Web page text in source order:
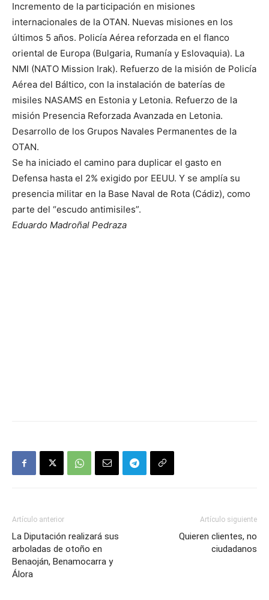
Incremento de la participación en misiones
internacionales de la OTAN. Nuevas misiones en los
últimos 5 años. Policía Aérea reforzada en el flanco
oriental de Europa (Bulgaria, Rumanía y Eslovaquia). La
NMI (NATO Mission Irak). Refuerzo de la misión de Policía
Aérea del Báltico, con la instalación de baterías de
misiles NASAMS en Estonia y Letonia. Refuerzo de la
misión Presencia Reforzada Avanzada en Letonia.
Desarrollo de los Grupos Navales Permanentes de la
OTAN.
Se ha iniciado el camino para duplicar el gasto en
Defensa hasta el 2% exigido por EEUU. Y se amplía su
presencia militar en la Base Naval de Rota (Cádiz), como
parte del “escudo antimisiles”.
Eduardo Madroñal Pedraza
Artículo anterior
La Diputación realizará sus
arboladas de otoño en
Benaoján, Benamocarra y
Álora
Artículo siguiente
Quieren clientes, no
ciudadanos